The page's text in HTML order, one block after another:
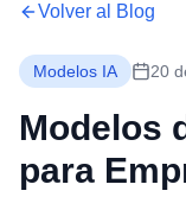
Volver al Blog
Modelos IA 20
Modelos
para